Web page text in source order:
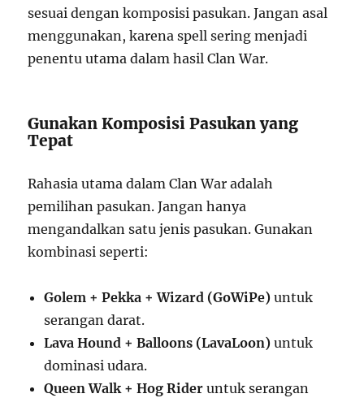
sesuai dengan komposisi pasukan. Jangan asal
menggunakan, karena spell sering menjadi
penentu utama dalam hasil Clan War.
Gunakan Komposisi Pasukan yang
Tepat
Rahasia utama dalam Clan War adalah
pemilihan pasukan. Jangan hanya
mengandalkan satu jenis pasukan. Gunakan
kombinasi seperti:
Golem + Pekka + Wizard (GoWiPe) untuk
serangan darat.
Lava Hound + Balloons (LavaLoon) untuk
dominasi udara.
Queen Walk + Hog Rider untuk serangan